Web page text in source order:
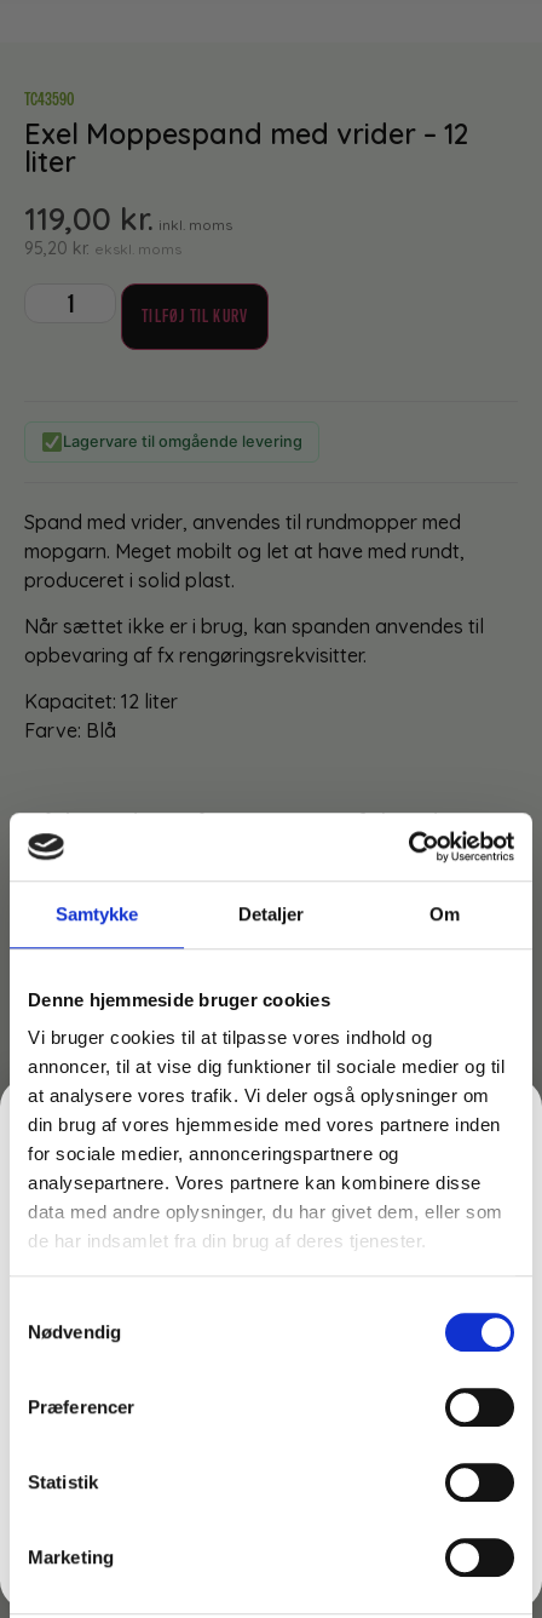
Samtykke Detaljer Om
Denne hjemmeside bruger cookies
Vi bruger cookies til at tilpasse vores indhold og
annoncer, til at vise dig funktioner til sociale medier og til
at analysere vores trafik. Vi deler også oplysninger om
din brug af vores hjemmeside med vores partnere inden
for sociale medier, annonceringspartnere og
analysepartnere. Vores partnere kan kombinere disse
data med andre oplysninger, du har givet dem, eller som
de har indsamlet fra din brug af deres tjenester.
Nødvendig
Præferencer
Statistik
Marketing
TC43590
Exel Moppespand med vrider – 12
liter
119,00 kr. inkl. moms
95,20 kr. ekskl. moms
TILFØJ TIL KURV
Lagervare til omgående levering
Spand med vrider, anvendes til rundmopper med
mopgarn. Meget mobilt og let at have med rundt,
produceret i solid plast.
Når sættet ikke er i brug, kan spanden anvendes til
opbevaring af fx rengøringsrekvisitter.
Kapacitet: 12 liter
Farve: Blå
Måske er du også interesseret i følgende
produkter:
Du kunne også være interesseret i…
Varenr: TC43559
Minimoppe 220 gram
38,75kr. inkl. moms
Varenr: TC44211
Teleskopskaft Ergo
inkl. moms
FÅ 10% PÅ DIN FØRSTE ORDRE